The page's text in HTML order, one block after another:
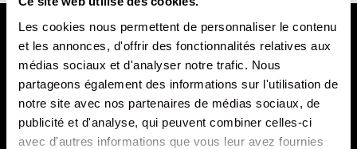
Les cookies nous permettent de personnaliser le contenu
et les annonces, d'offrir des fonctionnalités relatives aux
médias sociaux et d'analyser notre trafic. Nous
partageons également des informations sur l'utilisation de
notre site avec nos partenaires de médias sociaux, de
publicité et d'analyse, qui peuvent combiner celles-ci
avec d'autres informations que vous leur avez fournies
Livraison rapide et efficace